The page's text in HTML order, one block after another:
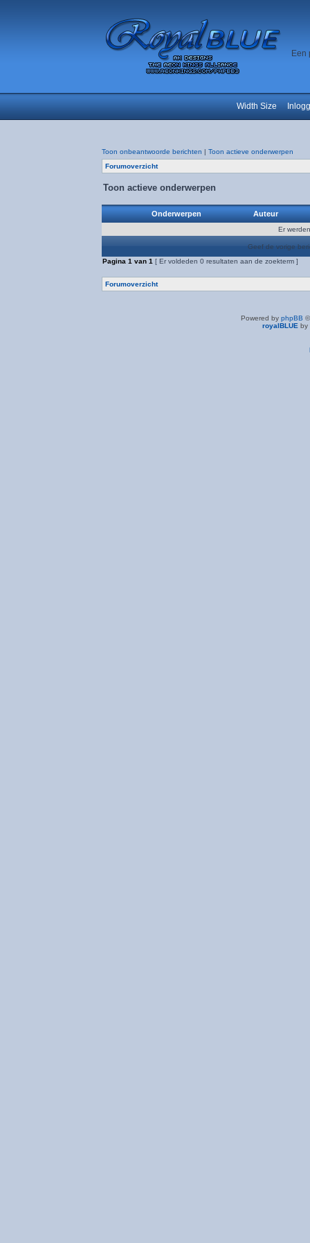
Een
Width Size
Toon onbeantwoorde berichten | Toon actieve onderwerpen
Forumoverzicht
Toon actieve onderwerpen
Onderwerpen Auteur
Er
Geef de vorige
Pagina 1 van 1 [ Er voldeden 0 resultaten aan de zoekterm ]
Forumoverzicht
Powered by phpBB
royalBLUE by